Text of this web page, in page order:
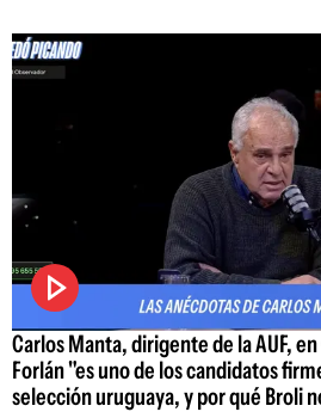
Carlos Manta, dirigente de la AUF,
Forlán "es uno de los candidatos
selección uruguaya, y por qué Broli